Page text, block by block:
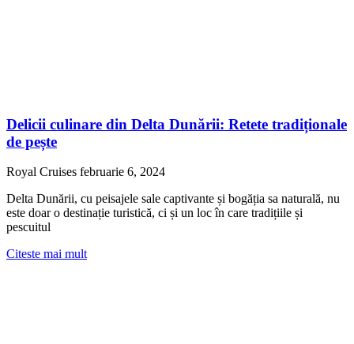
Delicii culinare din Delta Dunării: Retete tradiționale
de pește
Royal Cruises februarie 6, 2024
Delta Dunării, cu peisajele sale captivante și bogăția sa naturală, nu
este doar o destinație turistică, ci și un loc în care tradițiile și
pescuitul
Citeste mai mult